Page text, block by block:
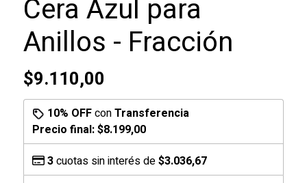
Cera Azul para
Anillos - Fracción
$9.110,00
10% OFFconTransferencia
Precio final:$8.199,00
3cuotas sin interés de$3.036,67